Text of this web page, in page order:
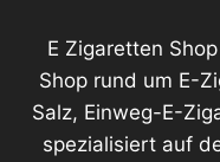
E Zigaretten
Shop rund um E-
Salz, Einweg-E-
spezialisiert auf